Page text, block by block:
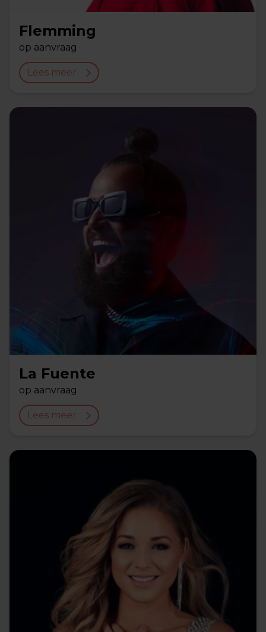
Flemming
op aanvraag
Lees meer
La Fuente
op aanvraag
Lees meer